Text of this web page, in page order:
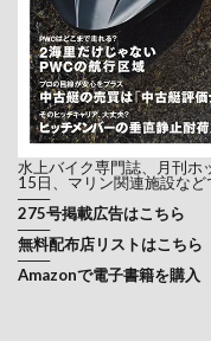
水上バイク専門誌、月刊ホ
15日、マリン関連施設など
───
275号掲載広告はこちら
───
無料配布店リストはこちら
───
Amazonで電子書籍を購入